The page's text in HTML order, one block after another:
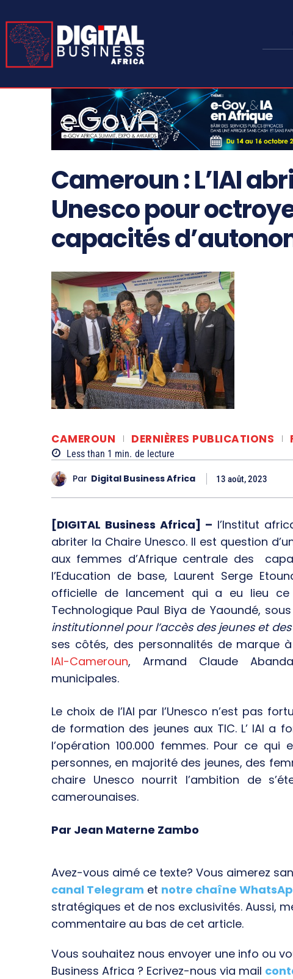
Cameroun : L’IAI
Unesco pour
capacités
CAMEROUN DERNIÈRES PUBLICATIONS
Less than 1 min. de lecture
Par Digital Business Africa 13 août, 2023
[DIGITAL Business Africa] – l’Institut
abriter la Chaire Unesco. Il est question
aux femmes d’Afrique centrale des
l’Education de base, Laurent Serge
officielle de lancement qui a eu lieu
Technologique Paul Biya de Yaoundé,
institutionnel pour l’accès des jeunes et
ses côtés, des personnalités de marque
IAI-Cameroun, Armand Claude
municipales.
Le choix de l’IAI par l’Unesco n’est pas
de formation des jeunes aux TIC. L’ IAI a
l’opération 100.000 femmes. Pour ce qui
personnes, en majorité des jeunes, des
chaire Unesco nourrit l’ambition de
camerounaises.
Par Jean Materne Zambo
Avez-vous aimé ce texte? Vous aimerez
canal Telegram et notre chaîne
stratégiques et de nos exclusivités. Aussi,
commentaire au bas de cet article.
Vous souhaitez nous envoyer une info ou
Business Africa ? Ecrivez-nous via mail